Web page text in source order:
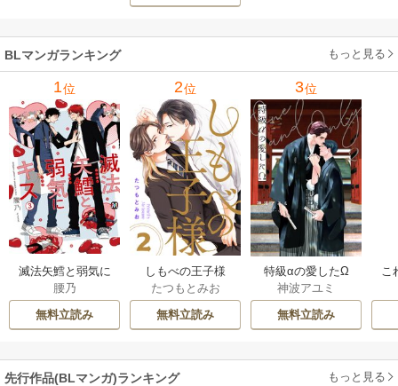
BLマンガランキング もっと見る
1位
滅法矢鱈と弱気に
キス【コミックス
版】
腰乃
無料立読み
2位
しもべの王子様
【描き下ろしおま
け付き特装版】
たつもとみお
無料立読み
3位
特級αの愛したΩ
神波アユミ
無料立読み
こ
先行作品(BLマンガ)ランキング もっと見る